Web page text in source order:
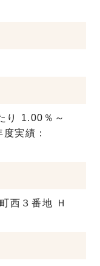
り 1.00％～
実績：
西３番地 Ｈ